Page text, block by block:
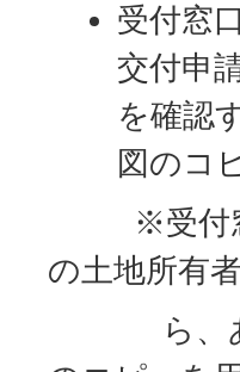
受付窓
交付申
を確認
図のコ
※受付窓
の土地所有
ら、あら